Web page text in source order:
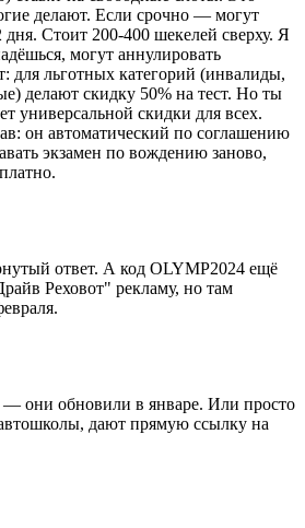
делают. Если срочно — могут
дня. Стоит 200-400 шекелей сверху. Я
могут аннулировать
для льготных категорий (инвалиды,
делают скидку 50% на тест. Но ты
универсальной скидки для всех.
он автоматический по соглашению
экзамен по вождению заново,
ответ. А код OLYMP2024 ещё
Реховот" рекламу, но там
они обновили в январе. Или просто
дают прямую ссылку на